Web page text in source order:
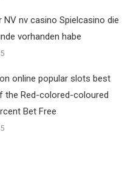
NV nv casino Spielcasino die
vorhanden habe
online popular slots best
the Red-colored-coloured
Bet Free